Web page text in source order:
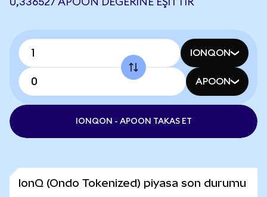
IONQON
APOON
IONQON - APOON TAKAS ET
IonQ (Ondo Tokenized) piyasa son durumu